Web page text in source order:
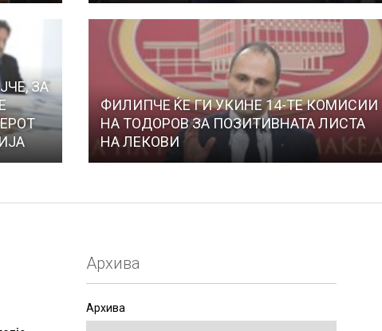
ЗА
ФИЛИПЧЕ ЌЕ ГИ УКИНЕ 14-ТЕ КОМИСИИ
НА ТОДОРОВ ЗА ПОЗИТИВНАТА ЛИСТА
НА ЛЕКОВИ
Архива
Архива